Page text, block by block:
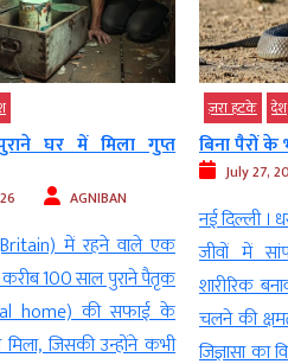
कैसे फुर्ती से चलते...
अपनी अनोखी
और बिना पैरों के तेज़ी से
के कारण हमेशा लोगों की
रहे हैं। अक्सर यह सवाल
ज़रा हटके विदेश
कभी तरक्की
आज...
नई
Korea) का
रहस्यमय
सामने आती